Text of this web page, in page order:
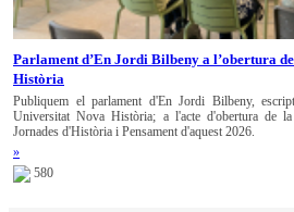
Parlament d’En Jordi Bilbeny a l’obertura
Història
Publiquem el parlament d'En Jordi Bilbeny,
Universitat Nova Història; a l'acte d'obertura de
Jornades d'Història i Pensament d'aquest 2026.
»
580